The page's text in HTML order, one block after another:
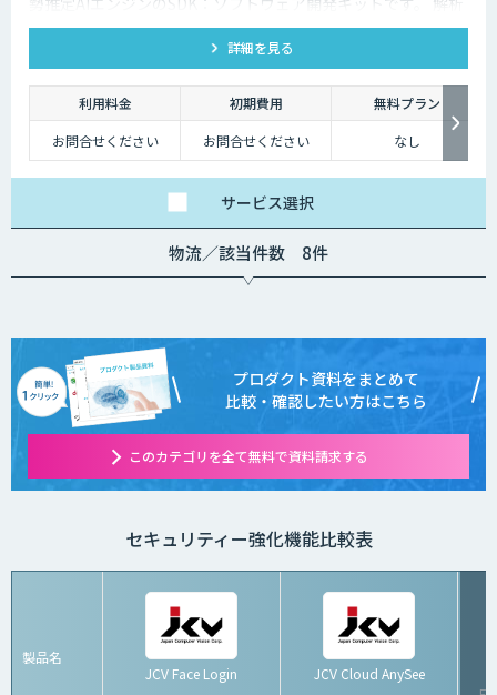
から得た骨格データは、用途やジャンルを問わず商用利用や研
究・開発に利用できます。
詳細を見る
利用料金 初期費用
無料プラン
お問合せください
お問合せください なし
サービス選択
物流／該当件数 8件
プロダクト資料をまとめて
比較・確認したい方はこちら
このカテゴリを全て無料で資料請求する
セキュリティー強化機能比較表
製品名
JCV Face Login
JCV Cloud AnySee